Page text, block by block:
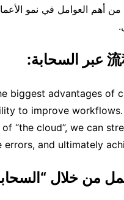
من أهم العوامل في نمو
biggest advantages of
to improve
“the cloud”, we can
errors, and ultimately
من خلال